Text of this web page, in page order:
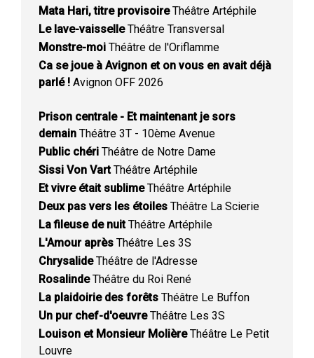
Mata Hari, titre provisoireThéâtre Artéphile
Le lave-vaisselleThéâtre Transversal
Monstre-moi Théâtre de l'Oriflamme
Ca se joue à Avignon et on vous en avait déjà
parlé ! Avignon OFF 2026
Prison centrale - Et maintenant je sors
demain Théâtre 3T - 10ème Avenue
Public chéri Théâtre de Notre Dame
Sissi Von VartThéâtre Artéphile
Et vivre était sublimeThéâtre Artéphile
Deux pas vers les étoiles Théâtre La Scierie
La fileuse de nuitThéâtre Artéphile
L'Amour après Théâtre Les 3S
ChrysalideThéâtre de l'Adresse
RosalindeThéâtre du Roi René
La plaidoirie des forêts Théâtre Le Buffon
Un pur chef-d'oeuvreThéâtre Les 3S
Louison et Monsieur MolièreThéâtre Le Petit
Louvre